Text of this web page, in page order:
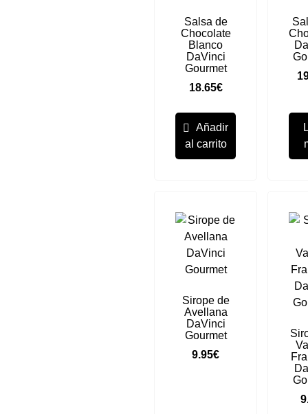
Salsa de
Chocolate
Blanco
DaVinci
Gourmet
18.65€
Añadir
al carrito
Sirope de
Avellana
DaVinci
Gourmet
9.95€